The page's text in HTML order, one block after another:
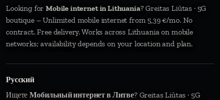
Looking forMobile internet in Lithuania? Greitas Liūtas · 5G
boutique – Unlimited mobile internet from 5,39 €/mo. No
contract. Free delivery. Works across Lithuania on mobile
networks; availability depends on your location and plan.
Русский
ИщетеМобильный интернет в Литве? Greitas Liūtas · 5G